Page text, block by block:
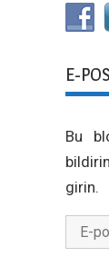
E-
Bu
girin.
posta